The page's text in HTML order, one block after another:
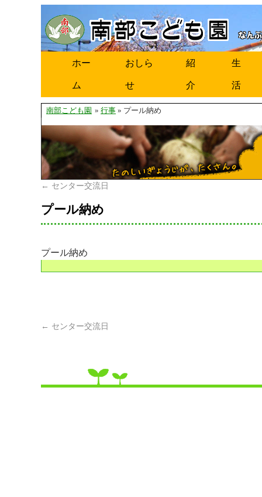
ホー
ム
おしら
せ
紹
介
生
活
南部こども園 » 行事 » プール納め
← センター交流日
プール納め
プール納め
← センター交流日